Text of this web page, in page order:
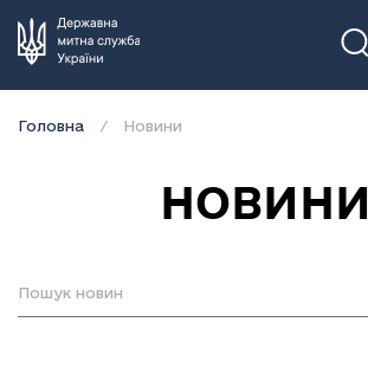
Головна Новини
НОВИНИ